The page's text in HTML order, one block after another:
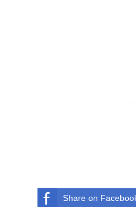
Share on